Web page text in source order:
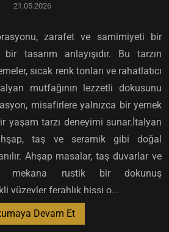
21.05.2026
zarafet ve samimiyeti bir
tasarım anlayışıdır. Bu tarzın
sıcak renk tonları ve rahatlatıcı
mutfağının lezzetli dokusunu
misafirlere yalnızca bir yemek
yaşam tarzı deneyimi sunar.İtalyan
taş ve seramik gibi doğal
Ahşap masalar, taş duvarlar ve
mekana rustik bir dokunuş
yüzeyler ferahlık hissi o...
Devam Et